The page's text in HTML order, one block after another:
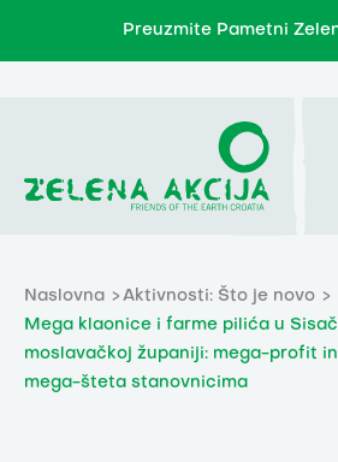
Preuzmite Pametni
Naslovna
Aktivnosti: Što je novo
Mega klaonice i farme pilića u
moslavačkoj županiji: mega-profit
mega-šteta stanovnicima